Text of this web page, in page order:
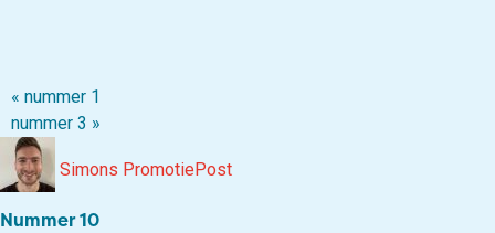
_______________________________
« nummer 1
nummer 3 »
Simons PromotiePost
Nummer 10